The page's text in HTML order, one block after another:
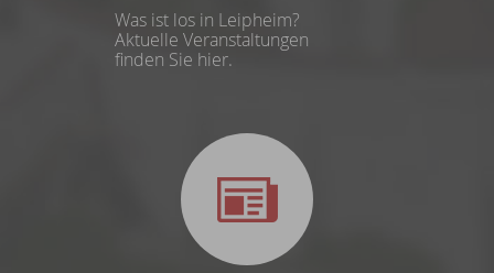
Was ist los in Leipheim?
Aktuelle Veranstaltungen
finden Sie hier.